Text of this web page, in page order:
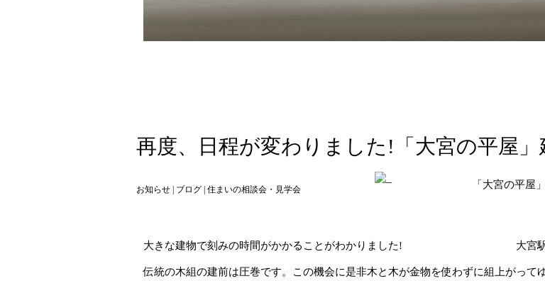
再度、日程が変わりました!「大宮の平屋
お知らせ ブログ 住まいの相談会・見学会 「大宮の平屋
大きな建物で刻みの時間がかかることがわかりました! 大宮
伝統の木組の建前は圧巻です。この機会に是非木と木が金物を使わずに組上がって